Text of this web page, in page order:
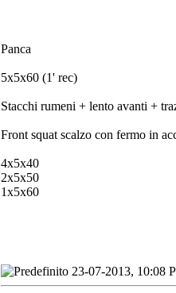
Panca
5x5x60 (1' rec)
Stacchi rumeni + lento avanti +
Front squat scalzo con fermo in
4x5x40
2x5x50
1x5x60
23-07-2013, 10:08